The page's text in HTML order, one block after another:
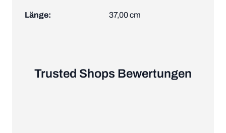
Länge: 37,00 cm
Trusted Shops Bewertungen